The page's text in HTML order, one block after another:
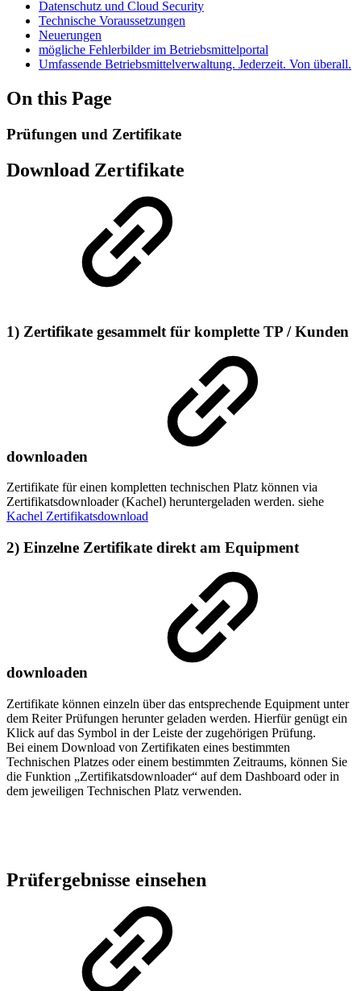
Datenschutz und Cloud Security
Technische Voraussetzungen
Neuerungen
mögliche Fehlerbilder im Betriebsmittelportal
Umfassende Betriebsmittelverwaltung. Jederzeit. Von überall.
On this Page
Prüfungen und Zertifikate
Download Zertifikate
​​​​​​​1) Zertifikate gesammelt für komplette TP / Kunden
downloaden
Zertifikate für einen kompletten technischen Platz können via
Zertifikatsdownloader (Kachel) heruntergeladen werden. siehe
Kachel Zertifikatsdownload
2) Einzelne Zertifikate direkt am Equipment
downloaden
Zertifikate können einzeln über das entsprechende Equipment unter
dem Reiter Prüfungen herunter geladen werden. Hierfür genügt ein
Klick auf das Symbol in der Leiste der zugehörigen Prüfung.
Bei einem Download von Zertifikaten eines bestimmten
Technischen Platzes oder einem bestimmten Zeitraums, können Sie
die Funktion „Zertifikatsdownloader“ auf dem Dashboard oder in
dem jeweiligen Technischen Platz verwenden.
Prüfergebnisse einsehen